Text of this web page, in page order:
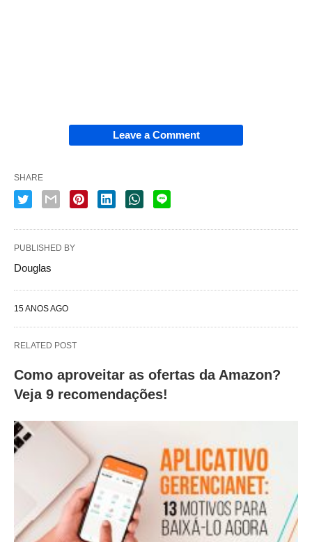
Leave a Comment
SHARE
PUBLISHED BY
Douglas
15 ANOS AGO
RELATED POST
Como aproveitar as ofertas da Amazon?
Veja 9 recomendações!